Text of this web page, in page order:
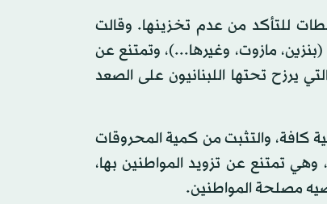
للتأكد من عدم تخزينها. وقالت
مازوت، وغيرها...)، وتمتنع عن
يرزح تحتها اللبنانيون على الصعد
كافة، والتثبت من كمية المحروقات
وهي تمتنع عن تزويد المواطنين بها،
مصلحة المواطنين.